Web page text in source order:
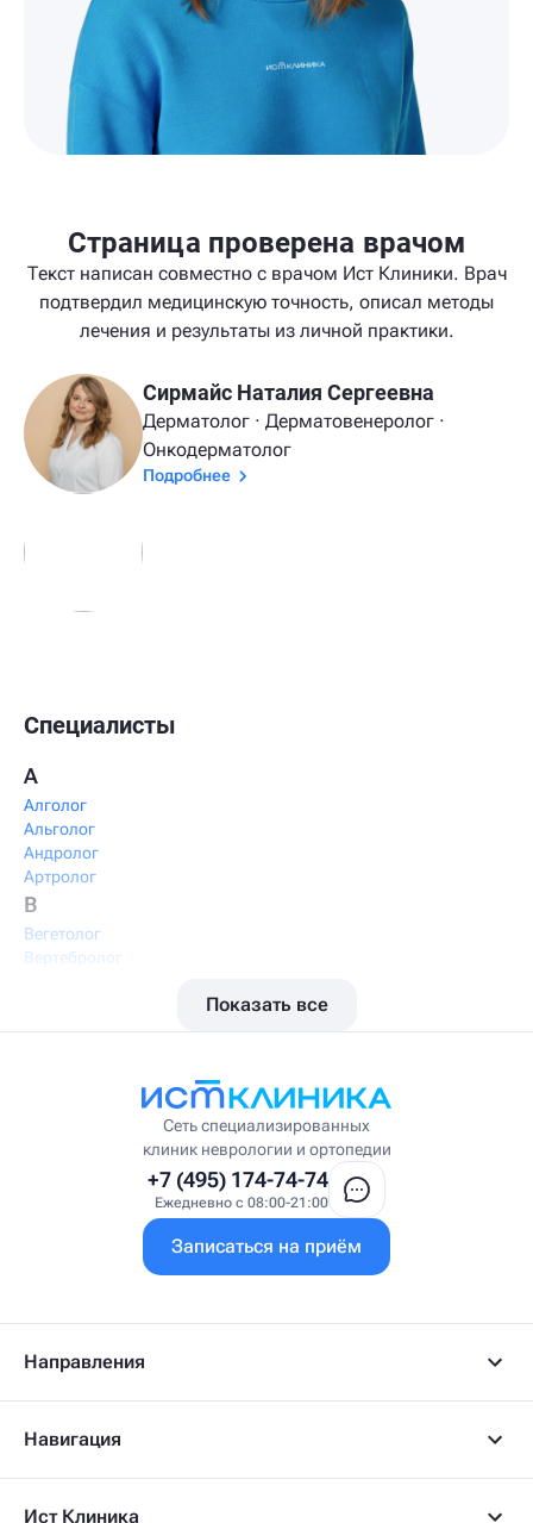
Страница проверена врачом
Текст написан совместно с врачом Ист Клиники. Врач
подтвердил медицинскую точность, описал методы
лечения и результаты из личной практики.
Сирмайс Наталия Сергеевна
Дерматолог · Дерматовенеролог ·
Онкодерматолог
Подробнее
Специалисты
А
Алголог
Альголог
Андролог
Артролог
В
Вегетолог
Вертебролог
Висцеральный массажист
Врач интегративной медицины
Врач первичного приёма
Гастроэнтеролог-гепатолог
Гериатр
Гинеколог
Гирудолог
Показать все
Сеть специализированных
клиник неврологии и ортопедии
+7 (495) 174-74-74
Ежедневно с 08:00-21:00
Записаться на приём
Направления
Навигация
Ист Клиника